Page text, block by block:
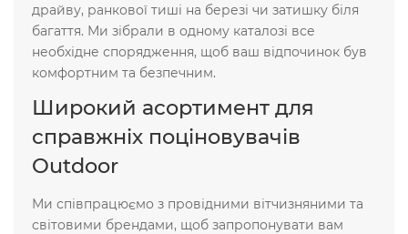
драйву, ранкової тиші на березі чи затишку біля
багаття. Ми зібрали в одному каталозі все
необхідне спорядження, щоб ваш відпочинок був
комфортним та безпечним.
Широкий асортимент для
справжніх поціновувачів
Outdoor
Ми співпрацюємо з провідними вітчизняними та
світовими брендами, щоб запропонувати вам